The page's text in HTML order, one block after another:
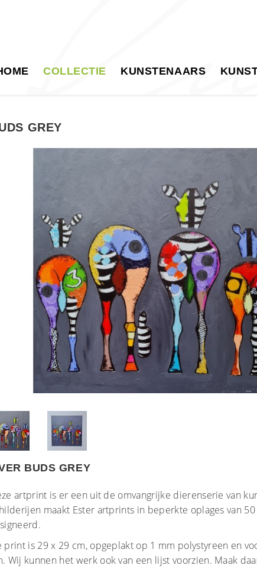
COLLECTIE KUNSTENAARS
GREY
BUDS GREY
artprint is er een uit de omvangrijke dierenserie van
maakt Ester artprints in beperkte oplages van
print is 29 x 29 cm, opgeplakt op 1 mm polystyreen en
Wij kunnen het werk ook van een lijst voorzien. Maak